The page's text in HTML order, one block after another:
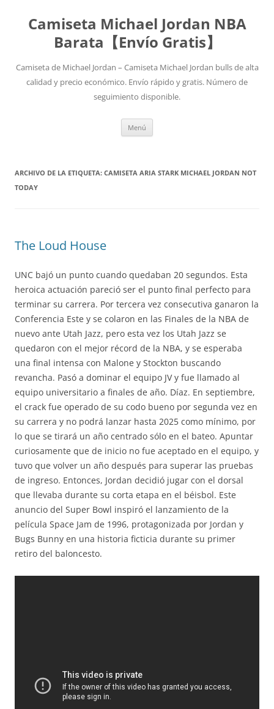
Camiseta Michael Jordan NBA
Barata【Envío Gratis】
Camiseta de Michael Jordan – Camiseta Michael Jordan bulls de alta
calidad y precio económico. Envío rápido y gratis. Número de
seguimiento disponible.
Menú
ARCHIVO DE LA ETIQUETA: CAMISETA ARIA STARK MICHAEL JORDAN NOT
TODAY
The Loud House
UNC bajó un punto cuando quedaban 20 segundos. Esta
heroica actuación pareció ser el punto final perfecto para
terminar su carrera. Por tercera vez consecutiva ganaron la
Conferencia Este y se colaron en las Finales de la NBA de
nuevo ante Utah Jazz, pero esta vez los Utah Jazz se
quedaron con el mejor récord de la NBA, y se esperaba
una final intensa con Malone y Stockton buscando
revancha. Pasó a dominar el equipo JV y fue llamado al
equipo universitario a finales de año. Díaz. En septiembre,
el crack fue operado de su codo bueno por segunda vez en
su carrera y no podrá lanzar hasta 2025 como mínimo, por
lo que se tirará un año centrado sólo en el bateo. Apuntar
curiosamente que de inicio no fue aceptado en el equipo, y
tuvo que volver un año después para superar las pruebas
de ingreso. Entonces, Jordan decidió jugar con el dorsal
que llevaba durante su corta etapa en el béisbol. Este
anuncio del Super Bowl inspiró el lanzamiento de la
película Space Jam de 1996, protagonizada por Jordan y
Bugs Bunny en una historia ficticia durante su primer
retiro del baloncesto.